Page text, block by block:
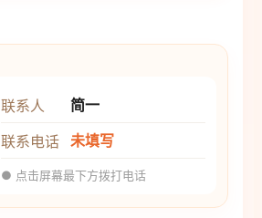
联系人
简一
联系电话 未填写
● 点击屏幕最下方拨打电话